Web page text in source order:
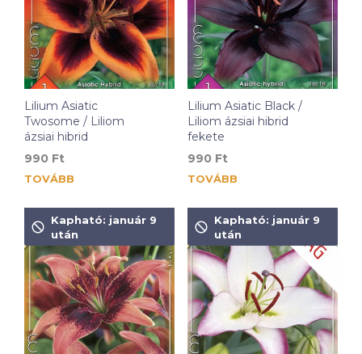
Lilium Asiatic
Twosome / Liliom
ázsiai hibrid
990 Ft
TOVÁBB
Lilium Asiatic Black /
Liliom ázsiai hibrid
fekete
990 Ft
TOVÁBB
Kapható: január 9
után
Kapható: január 9
után